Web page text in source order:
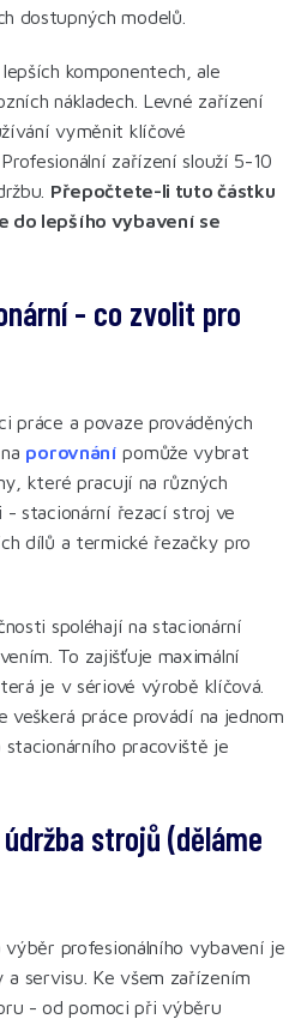
dostupných modelů.
komponentech, ale
nákladech. Levné zařízení
vyměnit klíčové
zařízení slouží 5-10
Přepočtete-li tuto částku
do lepšího vybavení se
- co zvolit pro
práce a povaze prováděných
porovnání pomůže vybrat
které pracují na různých
- stacionární řezací stroj ve
dílů a termické řezačky pro
spoléhají na stacionární
To zajišťuje maximální
je v sériové výrobě klíčová.
práce provádí na jednom
pracoviště je
strojů (děláme
profesionálního vybavení je
servisu. Ke všem zařízením
- od pomoci při výběru